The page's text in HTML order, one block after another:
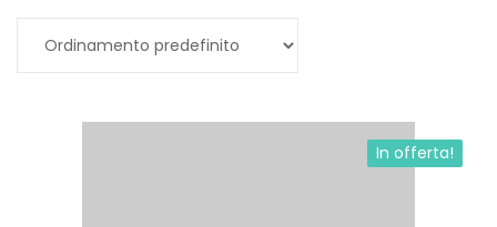
In offerta!
Aggiungi al carrello